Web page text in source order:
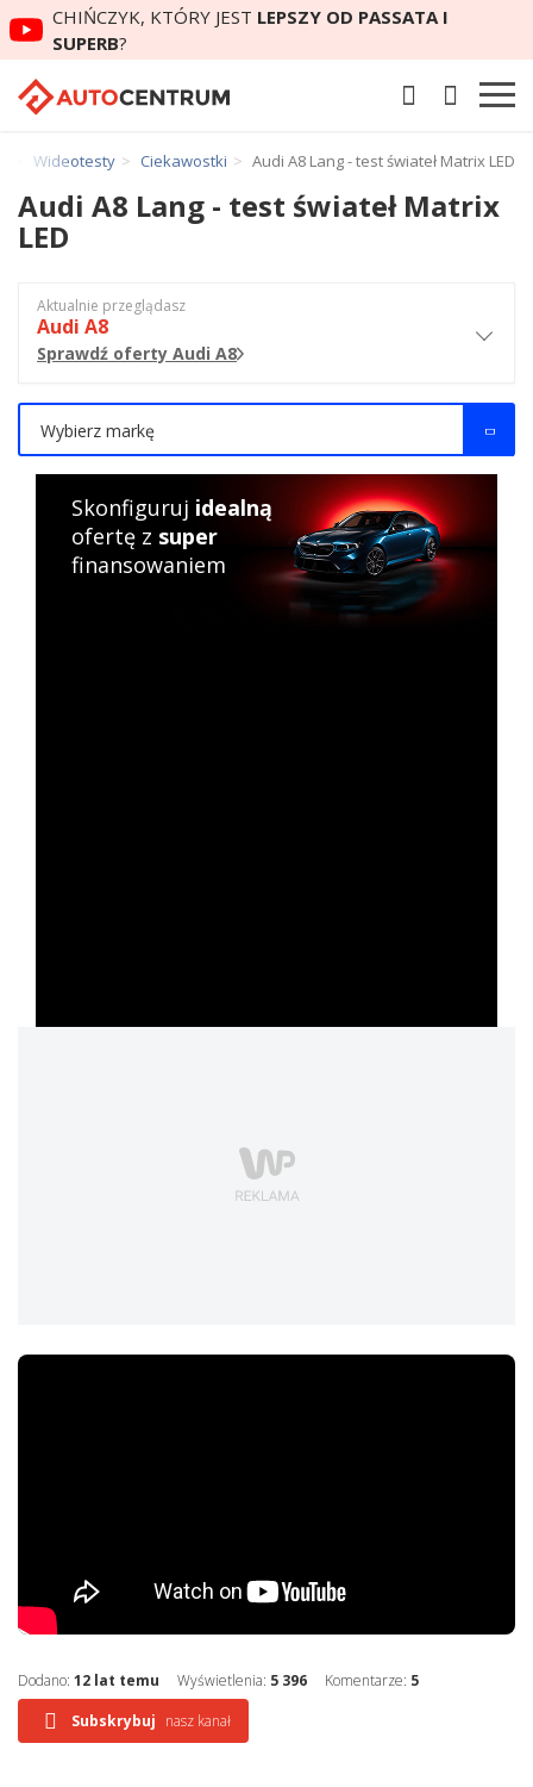
CHIŃCZYK, KTÓRY JEST LEPSZY OD PASSATA I
SUPERB?
Wideotesty Ciekawostki Audi A8 Lang - test świateł Matrix LED
Dodano: 12 lat temu Wyświetlenia: 5 396 Komentarze: 5
Subskrybuj nasz kanał
Audi A8 Lang - test świateł Matrix
LED
Aktualnie przeglądasz
Audi A8
Sprawdź oferty Audi A8
Wybierz markę
Skonfiguruj idealną
ofertę z super
finansowaniem